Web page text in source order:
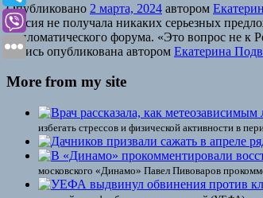
Опубликовано 2 марта, 2024 автором
Россия не получала никаких серьезных
дипломатического форума. «Это вопрос не к
Запись опубликована автором Екатерина
More from my site
избегать стрессов и физической активности в
московского «Динамо» Павел Пивоваров